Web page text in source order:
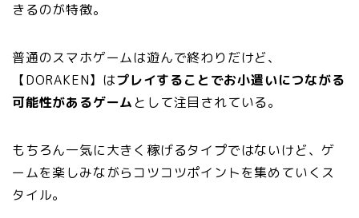
きるのが特徴。
普通のスマホゲームは遊んで終わりだけど、
【DORAKEN】はプレイすることでお小遣いにつながる
可能性があるゲームとして注目されている。
もちろん一気に大きく稼げるタイプではないけど、ゲ
ームを楽しみながらコツコツポイントを集めていくス
タイル。